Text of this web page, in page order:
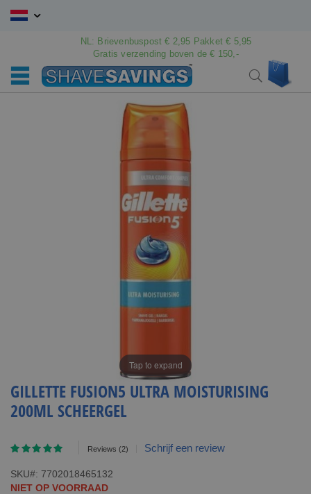
Ga
NL: Brievenbuspost € 2,95 Pakket € 5,95
Gratis verzending boven de € 150,-
Search
Tap to expand
GILLETTE FUSION5 ULTRA MOISTURISING
200ML SCHEERGEL
Waardering:
Reviews (2) Schrijf een review
SKU
7702018465132
NIET OP VOORRAAD